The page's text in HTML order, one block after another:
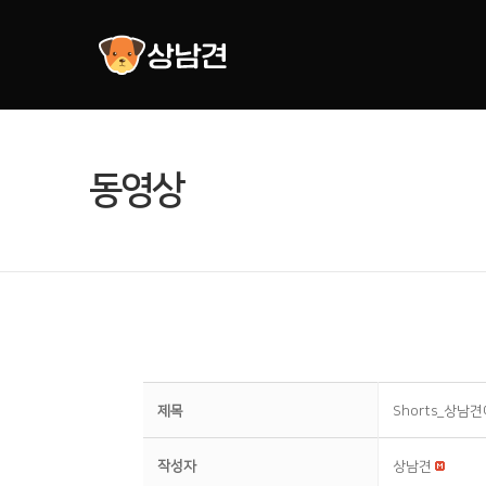
동영상
제목 Shorts_상남견
작성자 상남견